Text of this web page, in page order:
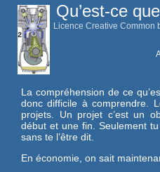
Qu’est-ce
Licence Creative Common
La compréhension de ce
donc difficile à comprendre.
projets. Un projet c’est un
début et une fin. Seulement
sans te l’être dit.
En économie, on sait